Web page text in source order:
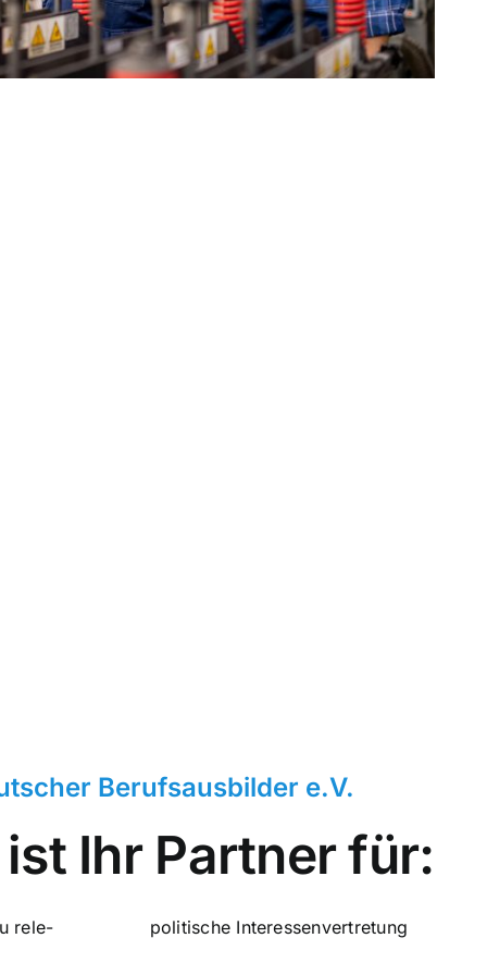
Berufs­aus­bil­der e.V.
Ihr Partner für:
rele­ poli­ti­sche Inter­es­sen­ver­tre­tung